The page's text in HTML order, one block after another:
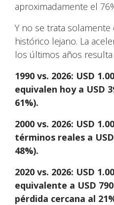
aproximadamente el
Y no se trata
histórico lejano. La
los últimos años
1990 vs. 2026: USD
equivalen hoy a USD
61%).
2000 vs. 2026: USD
términos reales a
48%).
2020 vs. 2026: USD
equivalente a USD
pérdida cercana al